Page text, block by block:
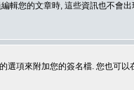
您的文章時, 這些資訊也不會
的選項來附加您的簽名檔. 您也可以